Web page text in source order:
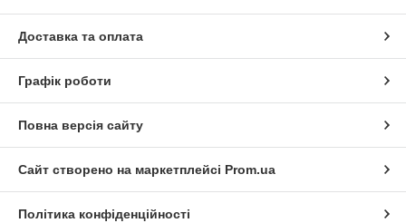
Доставка та оплата
Графік роботи
Повна версія сайту
Сайт створено на маркетплейсі Prom.ua
Політика конфіденційності